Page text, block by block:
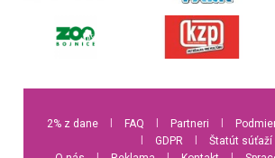
2% z dane FAQ Partneri
GDPR
Štatút súťaží